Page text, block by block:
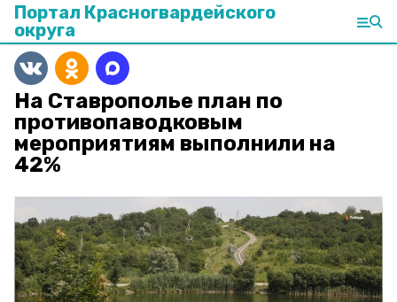
Портал Красногвардейского
округа
На Ставрополье план по
противопаводковым
мероприятиям выполнили на
42%